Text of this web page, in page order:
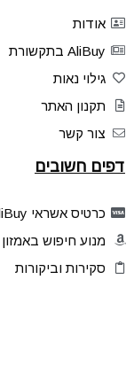
אודות
AliBuy בתקשורת
גילוי נאות
תקנון האתר
צור קשר
דפים חשובים
כרטיס אשראי AliBuy
מנוע חיפוש באמזון
סקירות וביקורות